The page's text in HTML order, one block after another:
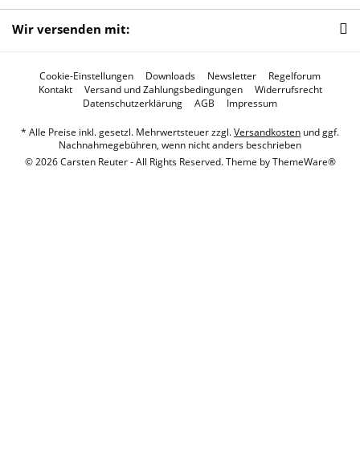
Wir versenden mit:
Cookie-Einstellungen Downloads Newsletter
Regelforum
Kontakt
Versand und Zahlungsbedingungen
Widerrufsrecht
Datenschutzerklärung
AGB Impressum
* Alle Preise inkl. gesetzl. Mehrwertsteuer zzgl.Versandkosten und ggf.
Nachnahmegebühren, wenn nicht anders beschrieben
© 2026 Carsten Reuter - All Rights Reserved. Theme byThemeWare®